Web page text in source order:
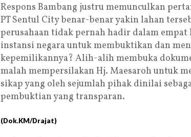
Respons Bambang justru memunculkan
PT Sentul City benar-benar yakin lahan
perusahaan tidak pernah hadir dalam
instansi negara untuk membuktikan dan
kepemilikannya? Alih-alih membuka
malah mempersilakan Hj. Maesaroh untuk
sikap yang oleh sejumlah pihak dinilai
pembuktian yang transparan.
(Dok.KM/Drajat)